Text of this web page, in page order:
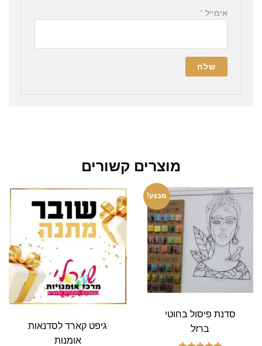
אימייל*
מוצרים קשורים
מבצע!
סדנת פיסול בחוטי
ברזל
המחיר
המקורי
היה:
₪400.00.
המחיר
הנוכחי
הוא:
₪320.00.
גיפט קארד לסדנאות
אומנות
טווח
מחירים:
עד
⁦₪5,000.00⁩ יש
מספר
סוגים.
ניתן
לבחור